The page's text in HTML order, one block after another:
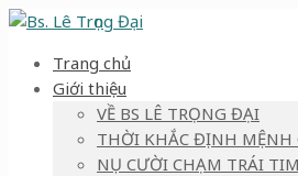
Trang chủ
Giới thiệu
VỀ BS LÊ TRỌNG ĐẠI
THỜI KHẮC ĐỊNH MỆNH
NỤ CƯỜI CHẠM TRÁI